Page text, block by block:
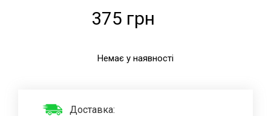
375 грн
Немає у наявності
Доставка: